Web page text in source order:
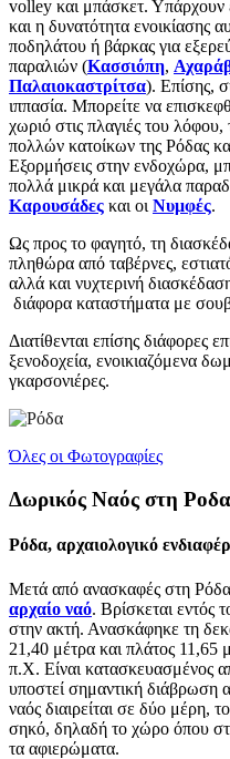
volley και μπάσκετ. Υπάρχουν
και η δυνατότητα ενοικίασης
ποδηλάτου ή βάρκας για
παραλιών (Κασσιόπη,
Παλαιοκαστρίτσα). Επίσης,
ιππασία. Μπορείτε να
χωριό στις πλαγιές του λόφου,
πολλών κατοίκων της Ρόδας
Εξορμήσεις στην ενδοχώρα,
πολλά μικρά και μεγάλα
Καρουσάδες και οιΝυμφές.
Ως προς το φαγητό, τη
πληθώρα από ταβέρνες,
αλλά και νυχτερινή
διάφορα καταστήματα με
Διατίθενται επίσης διάφορες
ξενοδοχεία, ενοικιαζόμενα
γκαρσονιέρες.
Όλες οι Φωτογραφίες
Δωρικός Ναός στη Ροδα
Ρόδα, αρχαιολογικό
Μετά από ανασκαφές στη Ρόδα
αρχαίο ναό. Βρίσκεται εντός
στην ακτή. Ανασκάφηκε τη
21,40 μέτρα και πλάτος 11,65
π.Χ. Είναι κατασκευασμένος
υποστεί σημαντική διάβρωση
ναός διαιρείται σε δύο μέρη,
σηκό, δηλαδή το χώρο όπου
τα αφιερώματα.